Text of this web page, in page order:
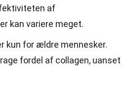
af
kan variere meget.
kun for ældre mennesker.
fordel af collagen, uanset